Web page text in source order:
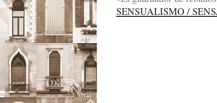
SENSUALISMO /